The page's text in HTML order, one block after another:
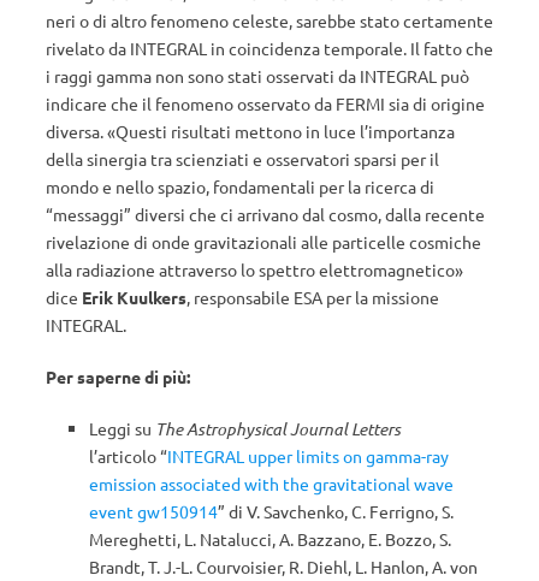
neri o di altro fenomeno celeste, sarebbe stato certamente
rivelato da INTEGRAL in coincidenza temporale. Il fatto che
i raggi gamma non sono stati osservati da INTEGRAL può
indicare che il fenomeno osservato da FERMI sia di origine
diversa. «Questi risultati mettono in luce l’importanza
della sinergia tra scienziati e osservatori sparsi per il
mondo e nello spazio, fondamentali per la ricerca di
“messaggi” diversi che ci arrivano dal cosmo, dalla recente
rivelazione di onde gravitazionali alle particelle cosmiche
alla radiazione attraverso lo spettro elettromagnetico»
dice Erik Kuulkers, responsabile ESA per la missione
INTEGRAL.
Per saperne di più:
Leggi su The Astrophysical Journal Letters
l’articolo “INTEGRAL upper limits on gamma-ray
emission associated with the gravitational wave
event gw150914” di V. Savchenko, C. Ferrigno, S.
Mereghetti, L. Natalucci, A. Bazzano, E. Bozzo, S.
Brandt, T. J.-L. Courvoisier, R. Diehl, L. Hanlon, A. von